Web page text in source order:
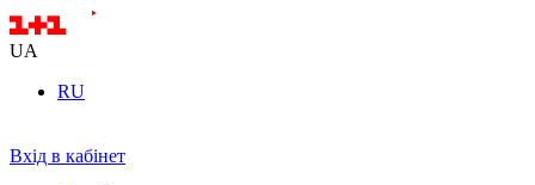
UA
RU
Вхід в кабінет